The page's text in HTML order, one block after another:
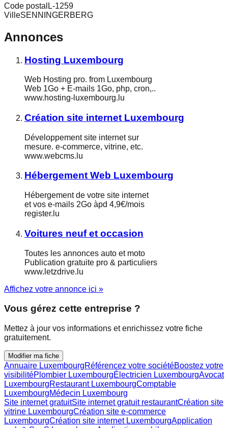
Code postal L-1259
VilleSENNINGERBERG
Annonces
Hosting Luxembourg
Web Hosting pro. from Luxembourg
Web 1Go + E-mails 1Go, php, cron,..
www.hosting-luxembourg.lu
Création site internet Luxembourg
Développement site internet sur
mesure. e-commerce, vitrine, etc.
www.webcms.lu
Hébergement Web Luxembourg
Hébergement de votre site internet
et vos e-mails 2Go àpd 4,9€/mois
register.lu
Voitures neuf et occasion
Toutes les annonces auto et moto
Publication gratuite pro & particuliers
www.letzdrive.lu
Affichez votre annonce ici »
Vous gérez cette entreprise ?
Mettez à jour vos informations et enrichissez votre fiche
gratuitement.
Modifier ma fiche
Annuaire LuxembourgRéférencez votre sociétéBoostez votre
visibilitéPlombier LuxembourgÉlectricien LuxembourgAvocat
LuxembourgRestaurant LuxembourgComptable
LuxembourgMédecin Luxembourg
Site internet gratuitSite internet gratuit restaurantCréation site
vitrine LuxembourgCréation site e-commerce
LuxembourgCréation site internet LuxembourgApplication